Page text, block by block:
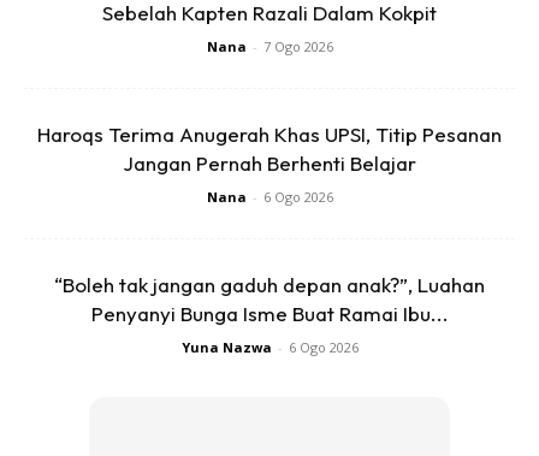
Sebelah Kapten Razali Dalam Kokpit
Nana - 7 Ogo 2026
Haroqs Terima Anugerah Khas UPSI, Titip Pesanan
Jangan Pernah Berhenti Belajar
Nana - 6 Ogo 2026
“Boleh tak jangan gaduh depan anak?”, Luahan
Penyanyi Bunga Isme Buat Ramai Ibu...
Yuna Nazwa - 6 Ogo 2026